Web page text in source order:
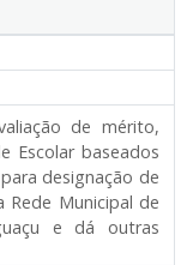
de mérito,
Escolar baseados
designação de
Rede Municipal de
e dá outras